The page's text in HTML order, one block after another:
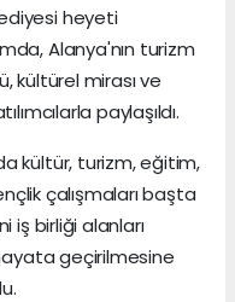
heyeti
Alanya'nın turizm
kültürel mirası ve
paylaşıldı.
kültür, turizm, eğitim,
çalışmaları başta
iş birliği alanları
geçirilmesine